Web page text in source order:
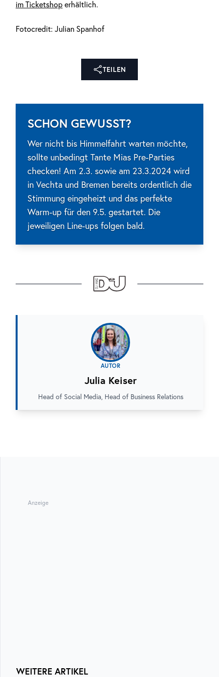
im Ticketshop erhältlich.
Fotocredit: Julian Spanhof
TEILEN
SCHON GEWUSST?
Wer nicht bis Himmelfahrt warten möchte,
sollte unbedingt Tante Mias Pre-Parties
checken! Am 2.3. sowie am 23.3.2024 wird
in Vechta und Bremen bereits ordentlich die
Stimmung eingeheizt und das perfekte
Warm-up für den 9.5. gestartet. Die
jeweiligen Line-ups folgen bald.
AUTOR
Julia Keiser
Head of Social Media, Head of Business Relations
Anzeige
WEITERE ARTIKEL